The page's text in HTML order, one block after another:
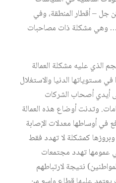
جل – أقطار المنطقة، وفي
وهي مشكلة ذات مصاحبات
الذي عليه مشكلة العمالة
مستوياتها الدنيا والاستغلال
أيدي أصحاب الشركات
وتدنت أوضاع هذه العمالة
في أوساطها معدلات الإصابة
(كورونا). وبروزها كمشكلة لا تهدد فقط
عمومها تهدد مجتمعات
نتيجة لارتباطهم